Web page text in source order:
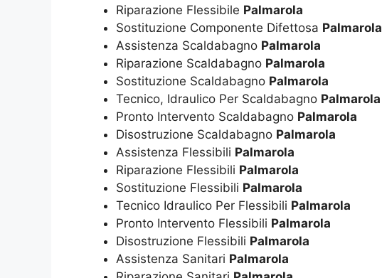
Riparazione Flessibile Palmarola
Sostituzione Componente Difettosa Palmarola
Assistenza Scaldabagno Palmarola
Riparazione Scaldabagno Palmarola
Sostituzione Scaldabagno Palmarola
Tecnico, Idraulico Per Scaldabagno Palmarola
Pronto Intervento Scaldabagno Palmarola
Disostruzione Scaldabagno Palmarola
Assistenza Flessibili Palmarola
Riparazione Flessibili Palmarola
Sostituzione Flessibili Palmarola
Tecnico Idraulico Per Flessibili Palmarola
Pronto Intervento Flessibili Palmarola
Disostruzione Flessibili Palmarola
Assistenza Sanitari Palmarola